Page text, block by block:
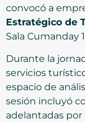
convocó a
Estratégico de
Sala Cumanday
Durante la
servicios
espacio de
sesión incluyó
adelantadas por